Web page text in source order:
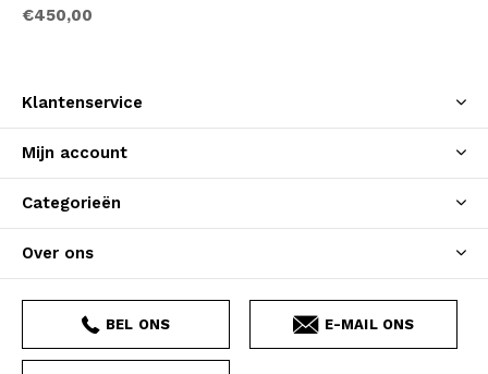
€450,00
Klantenservice
Mijn account
Categorieën
Over ons
BEL ONS E-MAIL ONS